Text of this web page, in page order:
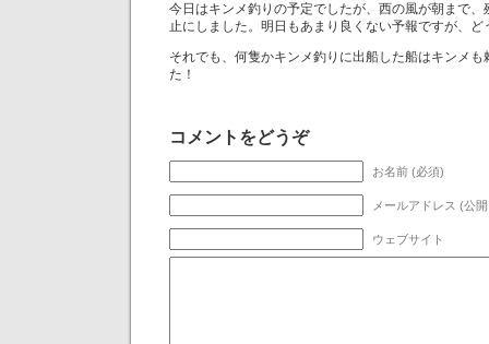
今日はキンメ釣りの予定でしたが、西の風が朝まで
止にしました。明日もあまり良くない予報ですが、ど
それでも、何隻かキンメ釣りに出船した船はキンメ
た！
コメントをどうぞ
お名前 (必須)
メールアドレス (公
ウェブサイト